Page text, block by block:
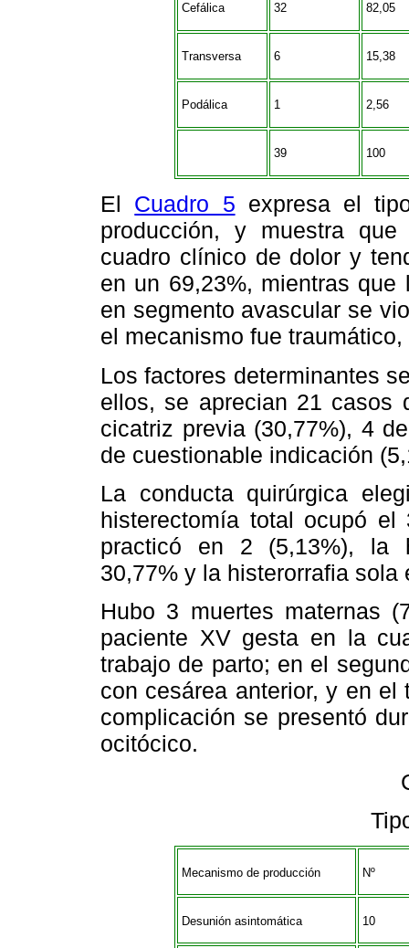
Cefálica 32 82,05
Transversa 6 15,38
Podálica 1 2,56
39 100
El Cuadro 5 expresa el
producción, y muestra
cuadro clínico de dolor y
en un 69,23%, mientras
en segmento avascular se
el mecanismo fue
Los factores determinantes
ellos, se aprecian 21 casos
cicatriz previa (30,77%), 4
de cuestionable indicación
La conducta quirúrgica
histerectomía total ocupó
practicó en 2 (5,13%), la
30,77% y la histerorrafia sola
Hubo 3 muertes maternas
paciente XV gesta en la
trabajo de parto; en el
con cesárea anterior, y en
complicación se presentó
ocitócico.
Mecanismo de producción Nº
Desunión asintomática 10